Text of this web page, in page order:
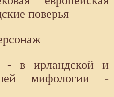
поверья
- в ирландской и
мифологии -